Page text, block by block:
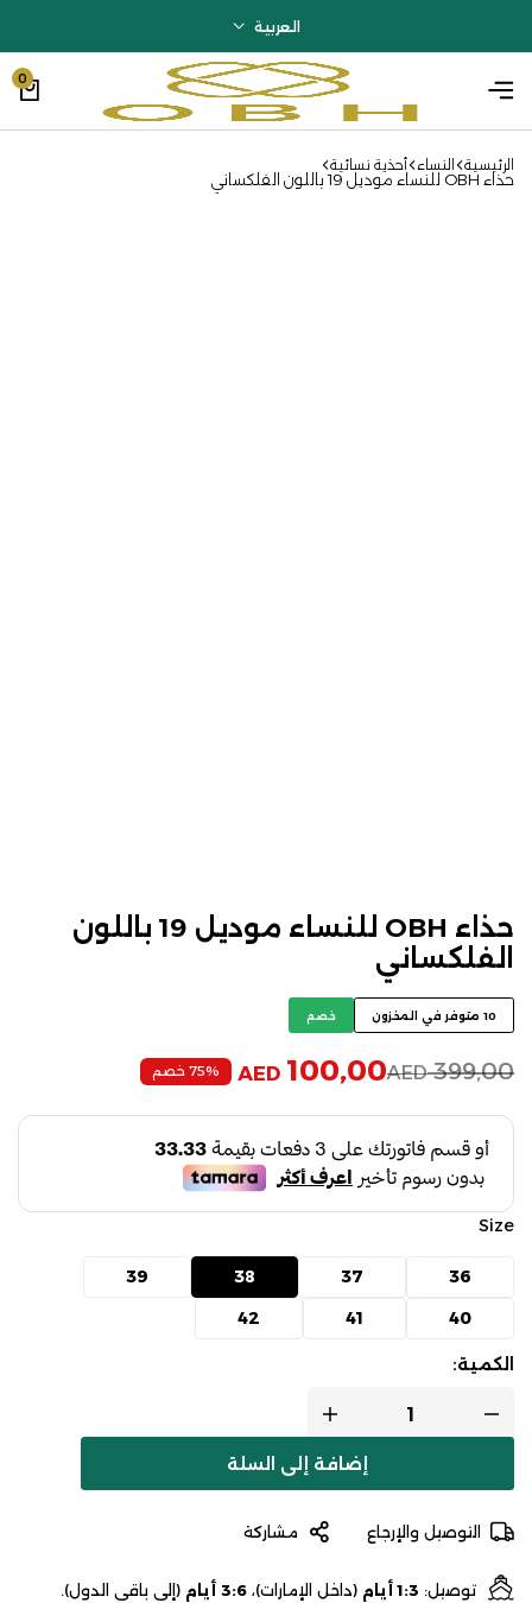
العربية
0
الرئيسية النساء أحذية نسائية
حذاء OBH للنساء موديل 19 باللون الفلكساني
حذاء OBH للنساء موديل 19 باللون
الفلكساني
10 متوفر في المخزون خصم
AED399,00
AED 100,00 75% خصم
Size
36
37
38
39
40
41
42
الكمية:
إضافة إلى السلة
التوصيل والإرجاع مشاركة
توصيل: 1:3 أيام (داخل الإمارات)، 3:6 أيام (إلى باقي الدول).